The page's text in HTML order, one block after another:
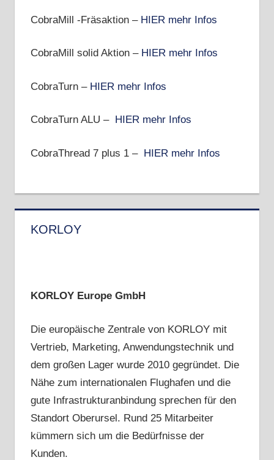
CobraMill -Fräsaktion – HIER mehr Infos
CobraMill solid Aktion – HIER mehr Infos
CobraTurn – HIER mehr Infos
CobraTurn ALU – HIER mehr Infos
CobraThread 7 plus 1 – HIER mehr Infos
KORLOY
KORLOY Europe GmbH
Die europäische Zentrale von KORLOY mit
Vertrieb, Marketing, Anwendungstechnik und
dem großen Lager wurde 2010 gegründet. Die
Nähe zum internationalen Flughafen und die
gute Infrastrukturanbindung sprechen für den
Standort Oberursel. Rund 25 Mitarbeiter
kümmern sich um die Bedürfnisse der
Kunden.